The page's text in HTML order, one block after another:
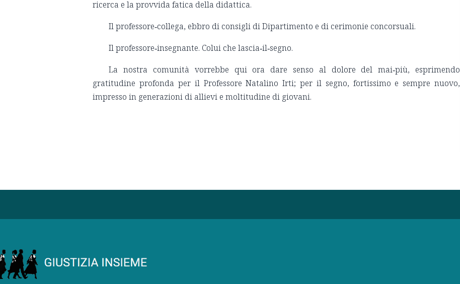
ricerca e la provvida fatica della didattica.
Il professore‑collega, ebbro di consigli di Dipartimento e di cerimonie concorsuali.
Il professore‑insegnante. Colui che lascia‑il‑segno.
La nostra comunità vorrebbe qui ora dare senso al dolore del mai‑più, esprimendo
gratitudine profonda per il Professore Natalino Irti; per il segno, fortissimo e sempre nuovo,
impresso in generazioni di allievi e moltitudine di giovani.